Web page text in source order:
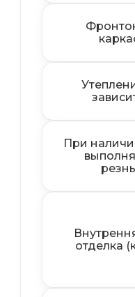
При
отделка